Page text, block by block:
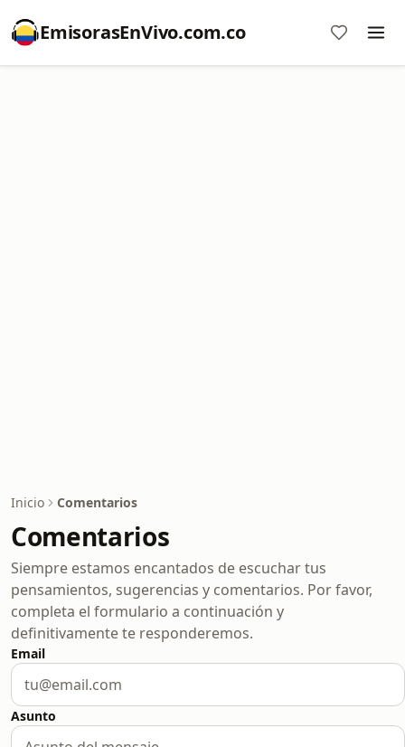
EmisorasEnVivo.com.co
Inicio Comentarios
Comentarios
Siempre estamos encantados de escuchar tus
pensamientos, sugerencias y comentarios. Por favor,
completa el formulario a continuación y
definitivamente te responderemos.
Email
Asunto